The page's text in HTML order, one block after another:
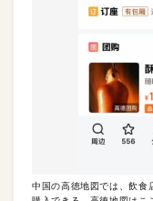
中国の高徳地図では、飲食